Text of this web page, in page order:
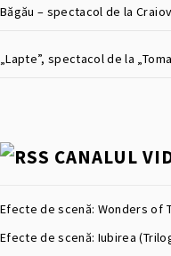
Băgău – spectacol de la
„Lapte”, spectacol de la
CANALUL
Efecte de scenă: Wonders of
Efecte de scenă: Iubirea